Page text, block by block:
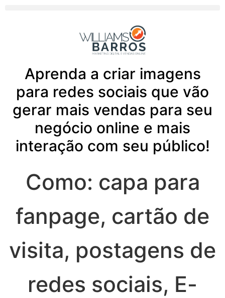
Aprenda a criar imagens
para redes sociais que vão
gerar mais vendas para seu
negócio online e mais
interação com seu público!
Como: capa para
fanpage, cartão de
visita, postagens de
redes sociais, E-